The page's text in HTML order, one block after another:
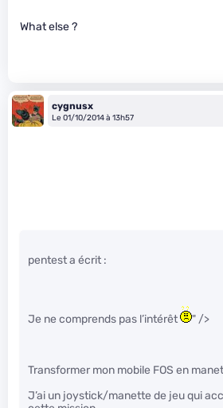
What else ?
cygnusx
Le 01/10/2014 à 13h57
pentest a écrit :
Je ne comprends pas l’intérêt " />
Transformer mon mobile FOS en
J’ai un joystick/manette de jeu qui